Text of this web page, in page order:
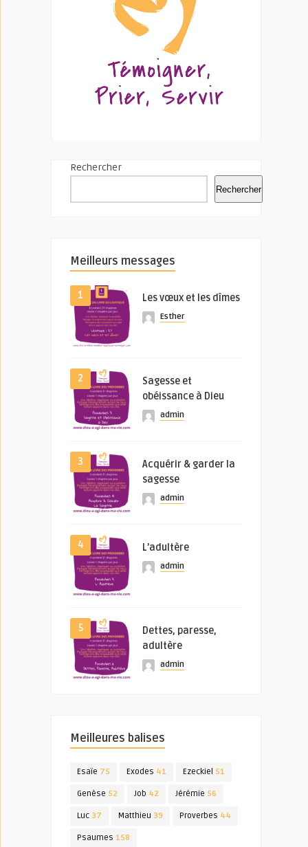
Rechercher
Rechercher
Meilleurs messages
1 Les vœux et les dîmes
Esther
2
Sagesse et
obéissance à Dieu
admin
3
Acquérir & garder la
sagesse
admin
4 L’adultère
admin
5
Dettes, paresse,
adultère
admin
Meilleures balises
Esaïe 75 Exodes 41 Ezeckiel 51
Genèse 52 Job 42 Jérémie 56
Luc 37 Matthieu 39 Proverbes 44
Psaumes 158